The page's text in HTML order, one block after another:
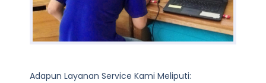
Adapun Layanan Service Kami Meliputi: